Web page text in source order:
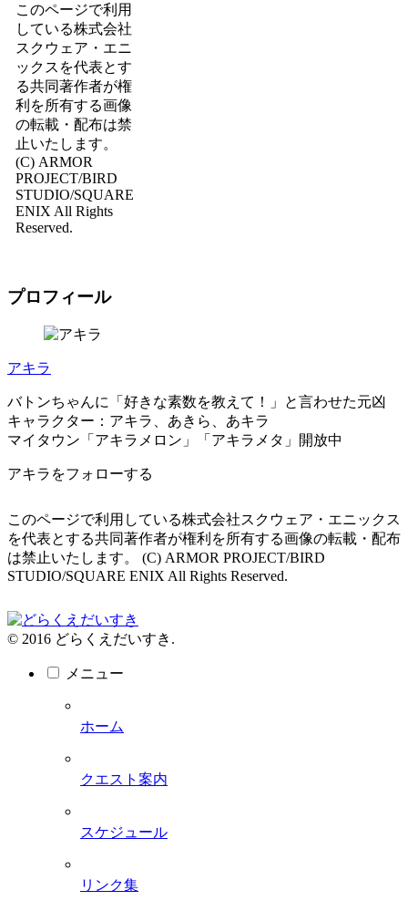
このページで利用
している株式会社
スクウェア・エニ
ックスを代表とす
る共同著作者が権
利を所有する画像
の転載・配布は禁
止いたします。
(C) ARMOR
PROJECT/BIRD
STUDIO/SQUARE
ENIX All Rights
Reserved.
プロフィール
アキラ
バトンちゃんに「好きな素数を教えて！」と言わせた元凶
キャラクター：アキラ、あきら、あキラ
マイタウン「アキラメロン」「アキラメタ」開放中
アキラをフォローする
このページで利用している株式会社スクウェア・エニックス
を代表とする共同著作者が権利を所有する画像の転載・配布
は禁止いたします。 (C) ARMOR PROJECT/BIRD
STUDIO/SQUARE ENIX All Rights Reserved.
© 2016 どらくえだいすき.
メニュー
ホーム
クエスト案内
スケジュール
リンク集